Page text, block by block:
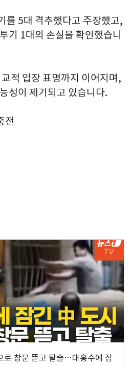
를 5대 격추했다고 주장했고,
기 1대의 손실을 확인했습니
적 입장 표명까지 이어지며,
성이 제기되고 있습니다.
전
로 창문 뜯고 탈출…대홍수에 잠